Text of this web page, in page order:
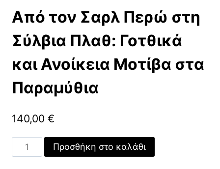
Από τον Σαρλ Περώ στη
Σύλβια Πλαθ: Γοτθικά
και Ανοίκεια Μοτίβα στα
Παραμύθια
140,00 €
Από
τον
Προσθήκη στο καλάθι